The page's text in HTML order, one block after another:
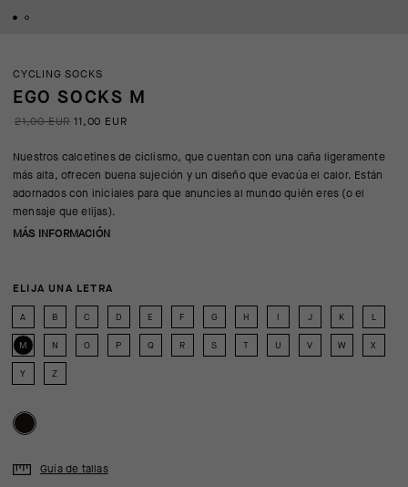
CYCLING SOCKS
EGO SOCKS M
21,00 EUR 11,00 EUR
Nuestros calcetines de ciclismo, que cuentan con una caña ligeramente
más alta, ofrecen buena sujeción y un diseño que evacúa el calor. Están
adornados con iniciales para que anuncies al mundo quién eres (o el
mensaje que elijas).
MÁS INFORMACIÓN
ELIJA UNA LETRA
A B C D E F G H I J K L
M N O P Q R S T U V W X
Y Z
Guía de tallas